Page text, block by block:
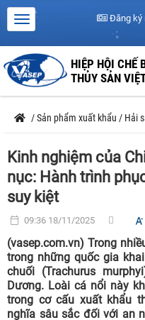
Đăng ký
HIỆP HỘI CHẾ
THỦY SẢN
/Sản phẩm xuất khẩu / Hải
Kinh nghiệm của
nục: Hành trình
suy kiệt
09:36 18/11/2025
(vasep.com.vn) Trong
trong những quốc gia
chuối (Trachurus
Dương. Loài cá nổi này
trong cơ cấu xuất khẩu
nghĩa sâu sắc đối với an